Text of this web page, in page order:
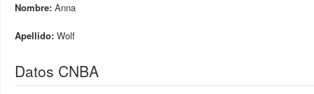
Nombre: Anna
Apellido: Wolf
Datos CNBA